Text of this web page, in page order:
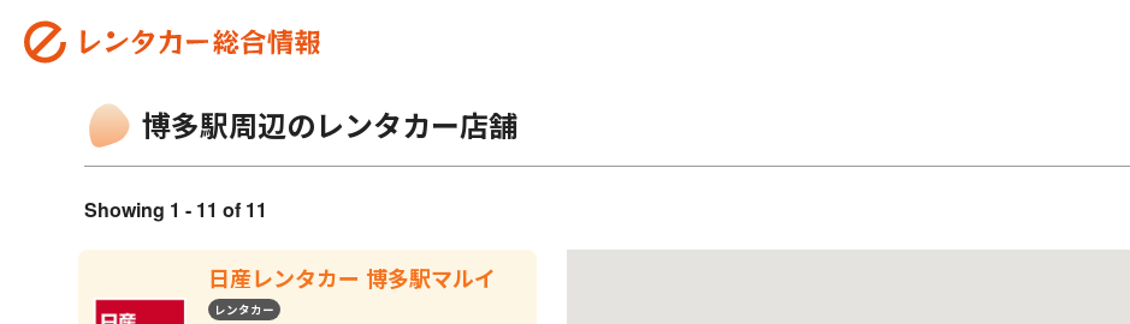
博多駅周辺のレンタカー店舗
Showing 1 - 11 of 11
日産レンタカー 博多駅マルイ
レンタカー